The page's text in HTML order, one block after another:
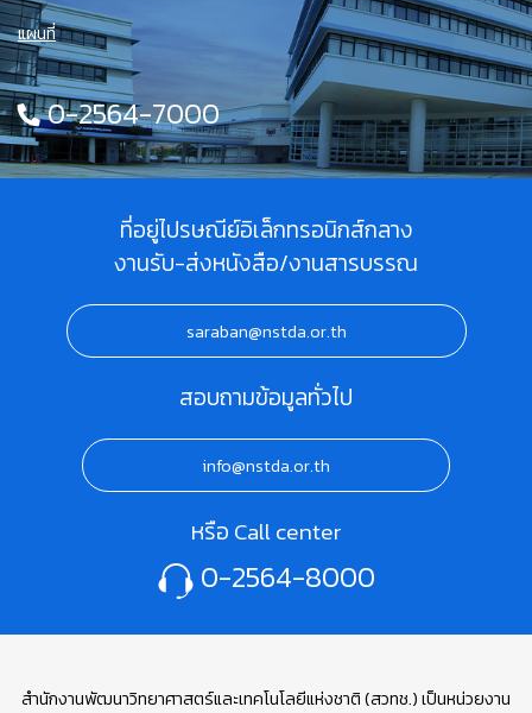
แผนที่
0-2564-7000
ที่อยู่ไปรษณีย์อิเล็กทรอนิกส์กลาง
งานรับ-ส่งหนังสือ/งานสารบรรณ
saraban@nstda.or.th
สอบถามข้อมูลทั่วไป
info@nstda.or.th
หรือ Call center
0-2564-8000
สำนักงานพัฒนาวิทยาศาสตร์และเทคโนโลยีแห่งชาติ (สวทช.) เป็นหน่วยงาน